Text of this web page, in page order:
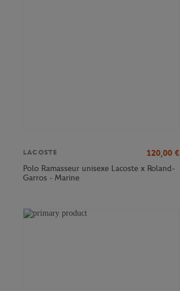
LACOSTE 120,00 €
Polo Ramasseur unisexe Lacoste x Roland-
Garros - Marine